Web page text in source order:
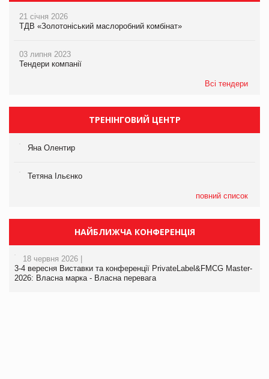
21 січня 2026
ТДВ «Золотоніський маслоробний комбінат»
03 липня 2023
Тендери компанії
Всі тендери
ТРЕНІНГОВИЙ ЦЕНТР
Яна Олентир
Тетяна Ільєнко
повний список
НАЙБЛИЖЧА КОНФЕРЕНЦІЯ
18 червня 2026 |
3-4 вересня Виставки та конференції PrivateLabel&FMCG Master-
2026: Власна марка - Власна перевага